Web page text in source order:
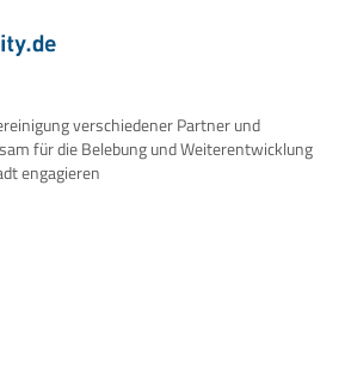
verschiedener Partner und
für die Belebung und Weiterentwicklung
engagieren